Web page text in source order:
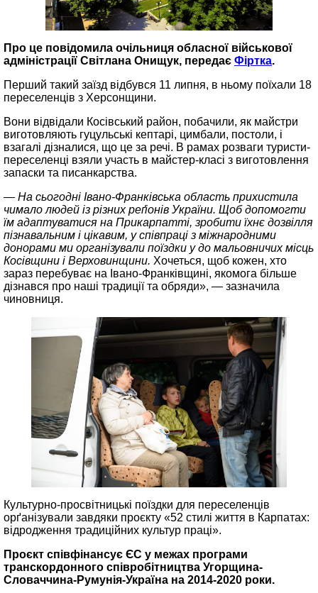
Про це повідомила очільниця обласної військової
адміністрації Світлана Онищук, передає Фіртка.
Перший такий заїзд відбувся 11 липня, в ньому поїхали 18
переселенців з Херсонщини.
Вони відвідали Косівський район, побачили, як майстри
виготовляють гуцульські кептарі, цимбали, постоли, і
взагалі дізналися, що це за речі. В рамах розваги туристи-
переселенці взяли участь в майстер-класі з виготовлення
запаски та писанкарства.
— На сьогодні Івано-Франківська область прихистила
чимало людей із різних реґіонів України. Щоб допомогти
їм адаптуватися на Прикарпатті, зробити їхнє дозвілля
пізнавальним і цікавим, у співпраці з міжнародними
донорами ми організували поїздки у до мальовничих місць
Косівщини і Верховинщини. Хочеться, щоб кожен, хто
зараз перебуває на Івано-Франківщині, якомога більше
дізнався про наші традиції та обряди», — зазначила
чиновниця.
Культурно-просвітницькі поїздки для переселенців
орґанізували завдяки проєкту «52 стилі життя в Карпатах:
відродження традиційних культур праці».
Проєкт співфінансує ЄС у межах програми
транскордонного співробітництва Угорщина-
Словаччина-Румунія-Україна на 2014-2020 роки.